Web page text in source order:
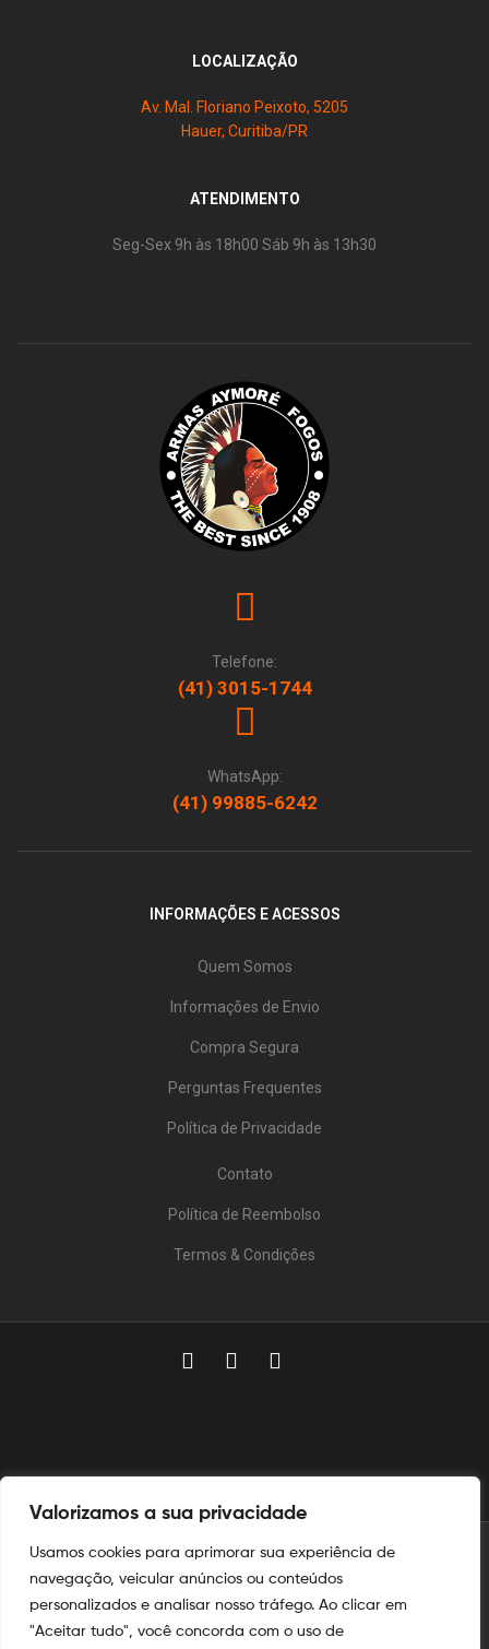
Valorizamos a sua privacidade
Usamos cookies para aprimorar sua experiência de
navegação, veicular anúncios ou conteúdos
personalizados e analisar nosso tráfego. Ao clicar em
"Aceitar tudo", você concorda com o uso de
LOCALIZAÇÃO
Av. Mal. Floriano Peixoto, 5205
Hauer, Curitiba/PR
ATENDIMENTO
Seg-Sex 9h às 18h00 Sáb 9h às 13h30
Telefone:
(41) 3015-1744
WhatsApp:
(41) 99885-6242
INFORMAÇÕES E ACESSOS
Quem Somos
Informações de Envio
Compra Segura
Perguntas Frequentes
Política de Privacidade
Contato
Política de Reembolso
Termos & Condições
Aymoré FogoseAymoré Armassão marcas registradas no
nos termos das leis de propriedade intelectual e industrial.